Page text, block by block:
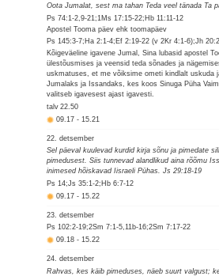
Oota Jumalat, sest ma tahan Teda veel tänada Ta
Ps 74:1-2,9-21;1Ms 17:15-22;Hb 11:11-12
Apostel Tooma päev ehk toomapäev
Ps 145:3-7;Ha 2:1-4;Ef 2:19-22 (v 2Kr 4:1-6);Jh
Kõigeväeline igavene Jumal, Sina lubasid apostel
ülestõusmises ja veensid teda sõnades ja
uskmatuses, et me võiksime ometi kindlalt uskuda
Jumalaks ja Issandaks, kes koos Sinuga Püha
valitseb igavesest ajast igavesti.
talv 22.50
09.17- 15.21
22. detsember
Sel päeval kuulevad kurdid kirja sõnu ja pimedate
pimedusest. Siis tunnevad alandlikud aina rõõmu
inimesed hõiskavad Iisraeli Pühas. Js 29:18-19
Ps 14;Js 35:1-2;Hb 6:7-12
09.17- 15.22
23. detsember
Ps 102:2-19;2Sm 7:1-5,11b-16;2Sm 7:17-22
09.18-15.22
24. detsember
Rahvas, kes käib pimeduses, näeb suurt valgust;